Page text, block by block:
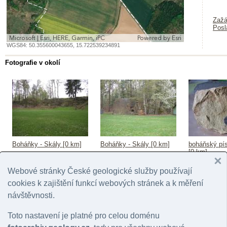
Microsoft | Esri, HERE, Garmin, iPC Powered by Esri
WGS84: 50.355600043655 15.722539234891
Fotografie v okolí
Boháňky - Skály [0 km] Boháňky - Skály [0 km]
boháňský
[0 km]
© Dudíková,
Webové stránky České geologické služby používají
cookies k zajištění funkcí webových stránek a k měření
návštěvnosti.
Toto nastavení je platné pro celou doménu